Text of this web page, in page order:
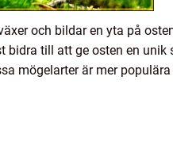
och bildar en yta på
till att ge osten en
mögelarter är mer